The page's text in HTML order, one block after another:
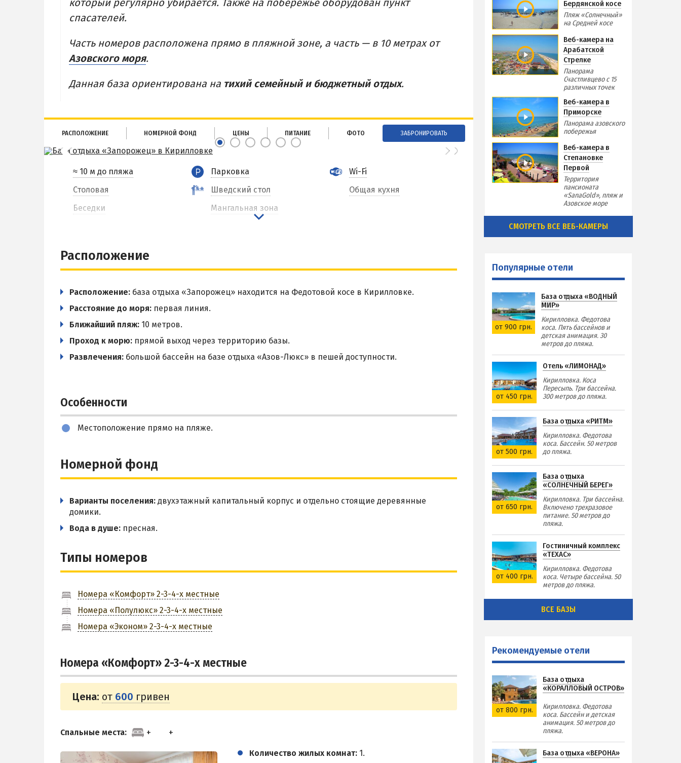
который регулярно убирается. Также на побережье оборудован пункт
спасателей.
Часть номеров расположена прямо в пляжной зоне, а часть — в 10 метрах от
Азовского моря.
Данная база ориентирована на тихий семейный и бюджетный отдых.
РАСПОЛОЖЕНИЕ НОМЕРНОЙ ФОНД ЦЕНЫ ПИТАНИЕ ФОТО ЗАБРОНИРОВАТЬ
≈ 10 м до пляжа Парковка
Wi-Fi
Столовая
Шведский стол
Общая кухня
Беседки
Мангальная зона
Расположение
Расположение: база отдыха «Запорожец» находится на Федотовой косе в Кирилловке.
Расстояние до моря: первая линия.
Ближайший пляж: 10 метров.
Проход к морю: прямой выход через территорию базы.
Развлечения: большой бассейн на базе отдыха «Азов-Люкс» в пешей доступности.
Особенности
Местоположение прямо на пляже.
Номерной фонд
Варианты поселения: двухэтажный капитальный корпус и отдельно стоящие деревянные
домики.
Вода в душе: пресная.
Типы номеров
Номера «Комфорт» 2-3-4-х местные
Номера «Полулюкс» 2-3-4-х местные
Номера «Эконом» 2-3-4-х местные
Номера «Комфорт» 2-3-4-х местные
Цена: от 600 гривен
Спальные места:
Количество жилых комнат: 1.
Бердянской косе
Пляж «Солнечный»
на Средней косе
Веб-камера на
Арабатской
Стрелке
Панорама
Счастливцево с 15
различных точек
Веб-камера в
Приморске
Панорама азовского
побережья
Веб-камера в
Степановке
Первой
Территория
пансионата
«SanaGold», пляж и
Азовское море
СМОТРЕТЬ ВСЕ ВЕБ-КАМЕРЫ
Популярные отели
от 900 грн.
База отдыха «ВОДНЫЙ
МИР»
Кирилловка. Федотова
коса. Пять бассейнов и
детская анимация. 30
метров до пляжа.
от 450 грн.
Отель «ЛИМОНАД»
Кирилловка. Коса
Пересыпь. Три бассейна.
300 метров до пляжа.
от 500 грн.
База отдыха «РИТМ»
Кирилловка. Федотова
коса. Бассейн. 50 метров
до пляжа.
от 650 грн.
База отдыха
«СОЛНЕЧНЫЙ БЕРЕГ»
Кирилловка. Три бассейна.
Включено трехразовое
питание. 50 метров до
пляжа.
от 400 грн.
Гостиничный комплекс
«ТЕХАС»
Кирилловка. Федотова
коса. Четыре бассейна. 50
метров до пляжа.
ВСЕ БАЗЫ
Рекомендуемые отели
от 800 грн.
База отдыха
«КОРАЛЛОВЫЙ ОСТРОВ»
Кирилловка. Федотова
коса. Бассейн и детская
анимация. 50 метров до
пляжа.
База отдыха «ВЕРОНА»